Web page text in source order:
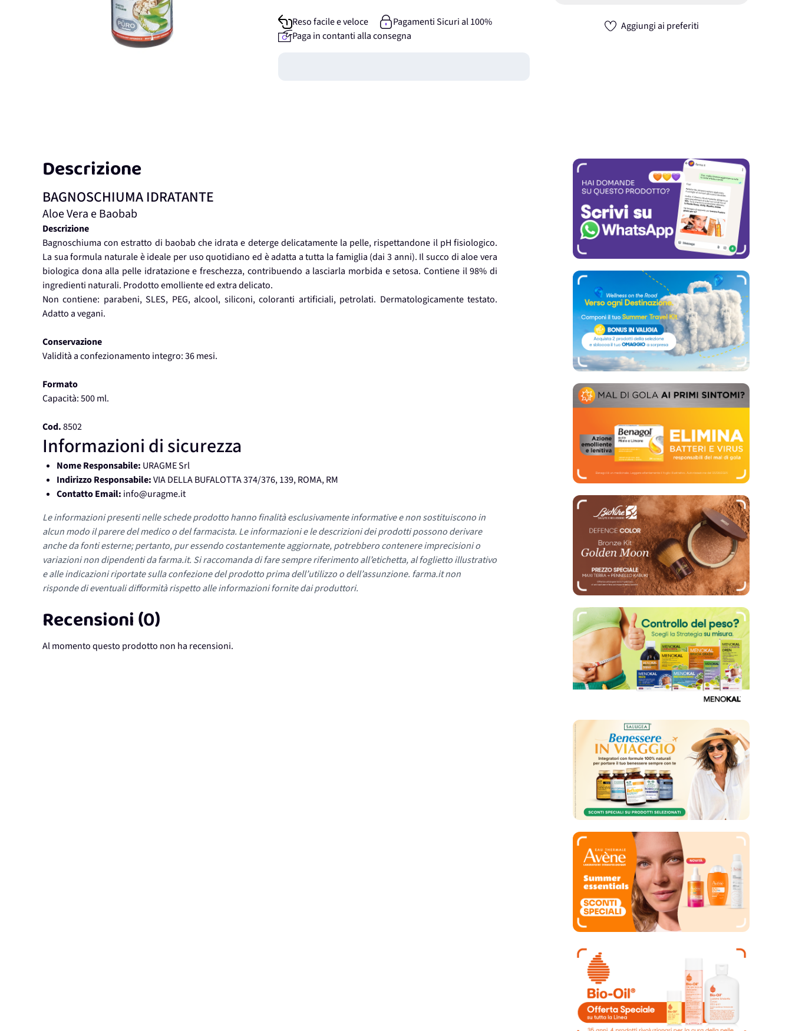
Aggiungi ai preferiti
Reso facile e veloce
Pagamenti Sicuri al 100%
Paga in contanti alla consegna
Descrizione
BAGNOSCHIUMA IDRATANTE
Aloe Vera e Baobab
Descrizione
Bagnoschiuma con estratto di baobab che idrata e deterge delicatamente la pelle, rispettandone il pH fisiologico.
La sua formula naturale è ideale per uso quotidiano ed è adatta a tutta la famiglia (dai 3 anni). Il succo di aloe vera
biologica dona alla pelle idratazione e freschezza, contribuendo a lasciarla morbida e setosa. Contiene il 98% di
ingredienti naturali. Prodotto emolliente ed extra delicato.
Non contiene: parabeni, SLES, PEG, alcool, siliconi, coloranti artificiali, petrolati. Dermatologicamente testato.
Adatto a vegani.
Conservazione
Validità a confezionamento integro: 36 mesi.
Formato
Capacità: 500 ml.
Cod.8502
Informazioni di sicurezza
Nome Responsabile: URAGME Srl
Indirizzo Responsabile:VIA DELLA BUFALOTTA 374/376, 139, ROMA, RM
Contatto Email: info@uragme.it
Le informazioni presenti nelle schede prodotto hanno finalità esclusivamente informative e non sostituiscono in
alcun modo il parere del medico o del farmacista. Le informazioni e le descrizioni dei prodotti possono derivare
anche da fonti esterne; pertanto, pur essendo costantemente aggiornate, potrebbero contenere imprecisioni o
variazioni non dipendenti da farma.it. Si raccomanda di fare sempre riferimento all’etichetta, al foglietto illustrativo
e alle indicazioni riportate sulla confezione del prodotto prima dell’utilizzo o dell’assunzione. farma.it non
risponde di eventuali difformità rispetto alle informazioni fornite dai produttori.
Recensioni (0)
Al momento questo prodotto non ha recensioni.